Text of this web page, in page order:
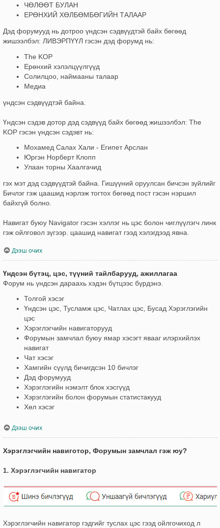
ЧӨЛӨӨТ БУЛАН
ЕРӨНХИЙ ХӨЛБӨМБӨГИЙН ТАЛААР
Дэд форумууд нь дотроо үндсэн сэдвүүдтэй байх бөгөөд
жишээлбэл: ЛИВЭРПҮҮЛ гэсэн дэд форумд нь:
The KOP
Ерөнхий хэлэлцүүлгүүд
Солилцоо, наймааны талаар
Медиа
үндсэн сэдвүүдтэй байна.
Үндсэн сэдэв дотор дэд сэдвүүд байх бөгөөд жишээлбэл: The
KOP гэсэн үндсэн сэдэвт нь:
Мохамед Салах Хали - Египет Арслан
Юргэн Норберт Клопп
Улаан торны Хаалгачид
гэх мэт дэд сэдвүүдтэй байна. Гишүүний оруулсан бичсэн зүйлийг
Бичлэг гэж цаашид нэрлэж тогтох бөгөөд пост гэсэн нэршил
байхгүй болно.
Навигат буюу Navigator гэсэн хэллэг нь цэс болон чиглүүлэгч линк
гэж ойлговол зүгээр. цаашид навигат гээд хэлэгдээд явна.
Дээш очих
Үндсэн бүтэц, цэс, түүний тайлбарууд, ажиллагаа
Форум нь үндсэн дараахь хэдэн бүтцээс бүрдэнэ.
Толгой хэсэг
Үндсэн цэс, Тусламж цэс, Чатлах цэс, Бусад Хэрэглэгийн
цэс
Хэрэглэгчийн навигаторууд
Форумын замчлал буюу ямар хэсэгт явааг илэрхийлэх
навигат
Чат хэсэг
Хамгийн сүүлд бичигдсэн 10 бичлэг
Дэд форумууд
Хэрэглэгийн нэмэлт блок хэсгүүд
Хэрэглэгийн болон форумын статистакууд
Хөл хэсэг
Дээш очих
Хэрэглэгчийн навиготор, Форумын замчлал гэж юу?
1. Хэрэглэгчийн навигатор
Хэрэглэгчийн навигатор гэдгийг туслах цэс гээд ойлгочиход л